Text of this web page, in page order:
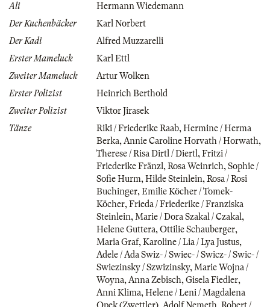
Ali
Hermann Wiedemann
Der Kuchenbäcker
Karl Norbert
Der Kadi
Alfred Muzzarelli
Erster Mameluck
Karl Ettl
Zweiter Mameluck
Artur Wolken
Erster Polizist
Heinrich Berthold
Zweiter Polizist
Viktor Jirasek
Tänze
Riki / Friederike Raab,Hermine / Herma
Berka,Annie Caroline Horvath / Horwath,
Therese / Risa Dirtl / Diertl,Fritzi /
Friederike Fränzl,Rosa Weinrich,Sophie /
Sofie Hurm,Hilde Steinlein,Rosa / Rosi
Buchinger,Emilie Köcher / Tomek-
Köcher,Frieda / Friederike / Franziska
Steinlein,Marie / Dora Szakal / Czakal,
Helene Guttera,Ottilie Schauberger,
Maria Graf,Karoline / Lia / Lya Justus,
Adele / Ada Swiz- / Swiec- / Swicz- / Swic- /
Swiezinsky / Szwizinsky,Marie Wojna /
Woyna,Anna Zebisch,Gisela Fiedler,
Anni Klima,Helene / Leni / Magdalena